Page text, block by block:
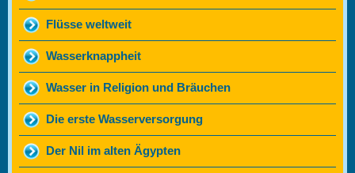
Flüsse weltweit
Wasserknappheit
Wasser in Religion und Bräuchen
Die erste Wasserversorgung
Der Nil im alten Ägypten